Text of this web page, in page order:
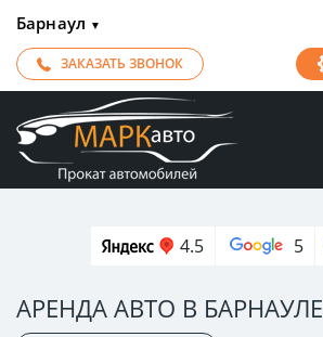
Барнаул ▼
ЗАКАЗАТЬ ЗВОНОК
4.5 5
АРЕНДА АВТО В БАРНАУЛЕ